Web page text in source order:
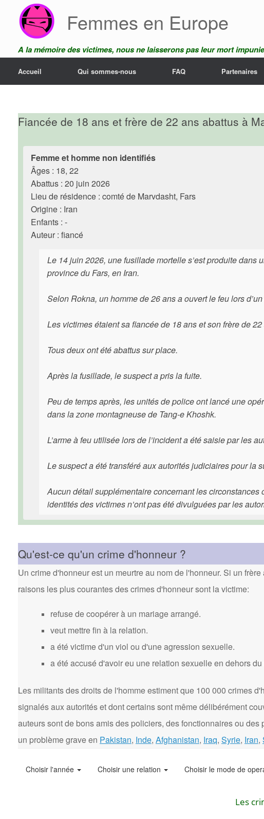
content
Femmes en Europe
A la mémoire des victimes, nous ne laisserons pas leur mort
Accueil Qui sommes-nous FAQ Partenaires
Fiancée de 18 ans et frère de 22 ans abattus à
Femme et homme non identifiés
Âges : 18, 22
Abattus : 20 juin 2026
Lieu de résidence : comté de Marvdasht, Fars
Origine : Iran
Enfants : -
Auteur : fiancé
Le 14 juin 2026, une fusillade mortelle s’est produite
province du Fars, en Iran.
Selon Rokna, un homme de 26 ans a ouvert le feu lors
Les victimes étaient sa fiancée de 18 ans et son frère de 22
Tous deux ont été abattus sur place.
Après la fusillade, le suspect a pris la fuite.
Peu de temps après, les unités de police ont lancé une
dans la zone montagneuse de Tang-e Khoshk.
L’arme à feu utilisée lors de l’incident a été saisie par les
Le suspect a été transféré aux autorités judiciaires pour la
Aucun détail supplémentaire concernant les
identités des victimes n’ont pas été divulguées par les
Qu'est-ce qu'un crime d'honneur ?
Un crime d'honneur est un meurtre au nom de l'honneur. Si un
raisons les plus courantes des crimes d'honneur sont la victime:
refuse de coopérer à un mariage arrangé.
veut mettre fin à la relation.
a été victime d'un viol ou d'une agression sexuelle.
a été accusé d'avoir eu une relation sexuelle en dehors du
Les militants des droits de l'homme estiment que 100 000 crimes
signalés aux autorités et dont certains sont même délibérément
auteurs sont de bons amis des policiers, des fonctionnaires ou
un problème grave en Pakistan, Inde, Afghanistan, Iraq, Syrie, Iran,